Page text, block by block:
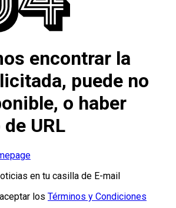
encontrar la
puede no
o haber
URL
en tu casilla de E-mail
los Términos y Condiciones